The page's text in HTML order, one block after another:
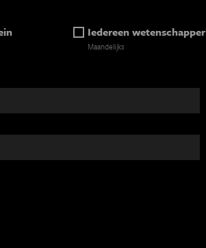
Iedereen wetenschapper
Maandelijks